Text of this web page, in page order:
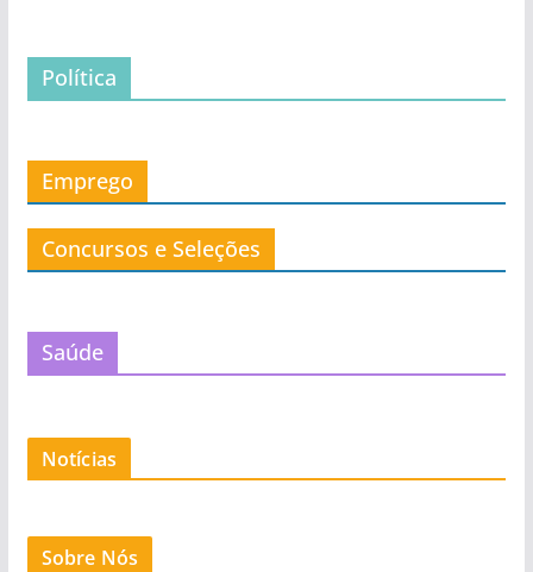
Política
Emprego
Concursos e Seleções
Saúde
Notícias
Sobre Nós